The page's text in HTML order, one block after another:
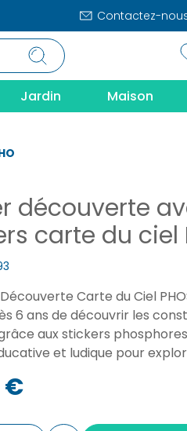
Contactez-
Jardin Maison
découverte
carte du ciel
Carte du Ciel
6 ans de découvrir les
aux stickers
et ludique pour
€